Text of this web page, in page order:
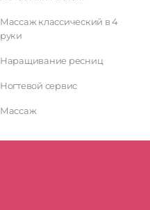
Массаж классический в 4
руки
Наращивание ресниц
Ногтевой сервис
Массаж